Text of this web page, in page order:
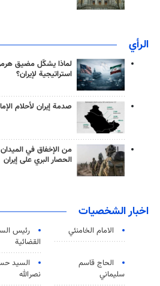
الرأي
لماذا يشكّل مضيق
استراتيجية لإيران؟
صدمة إيران لأحلام
من الإخفاق في
الحصار البري على إيران
اخبار الشخصيات
الامام الخامنئي
رئیس
القضائیة
الحاج قاسم
سليماني
السيد
نصرالله